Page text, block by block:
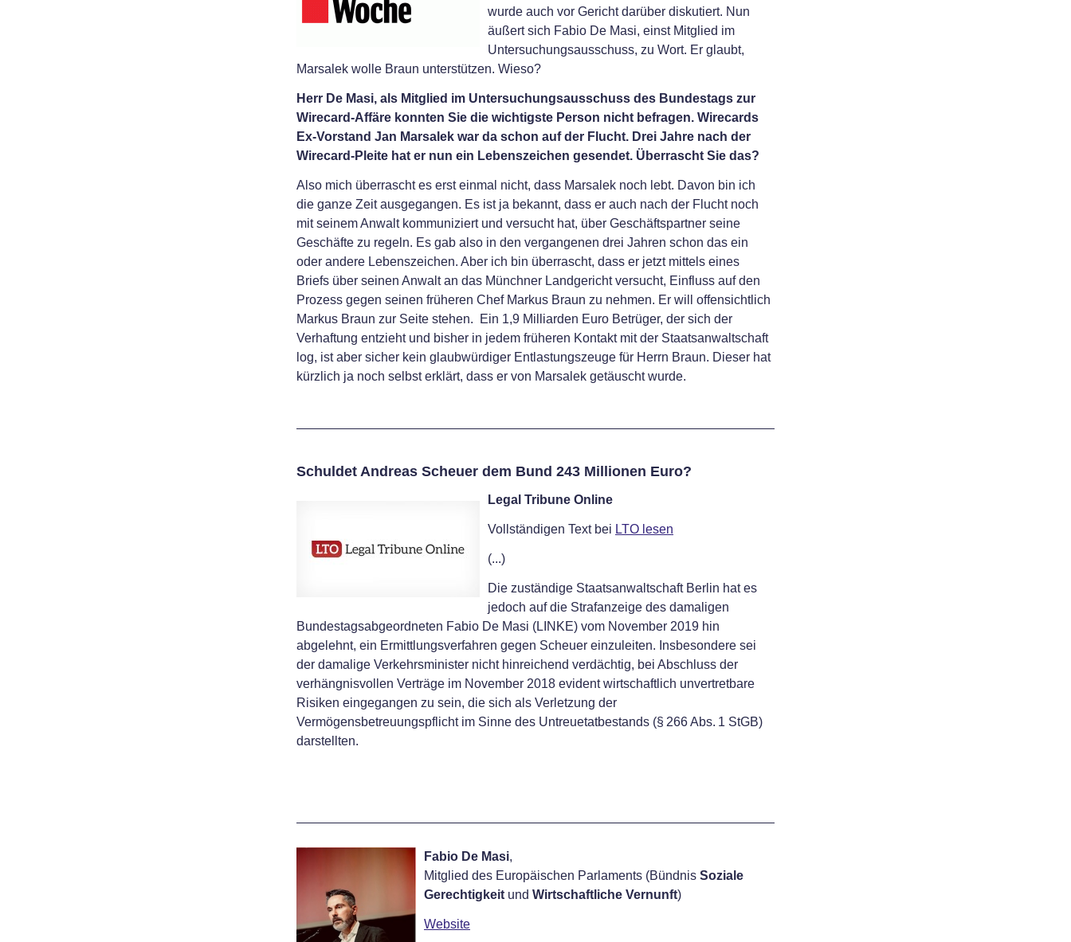
wurde auch vor Gericht darüber diskutiert. Nun
äußert sich Fabio De Masi, einst Mitglied im
Untersuchungsausschuss, zu Wort. Er glaubt,
Marsalek wolle Braun unterstützen. Wieso?
Herr De Masi, als Mitglied im Untersuchungsausschuss des Bundestags zur
Wirecard-Affäre konnten Sie die wichtigste Person nicht befragen. Wirecards
Ex-Vorstand Jan Marsalek war da schon auf der Flucht. Drei Jahre nach der
Wirecard-Pleite hat er nun ein Lebenszeichen gesendet. Überrascht Sie das?
Also mich überrascht es erst einmal nicht, dass Marsalek noch lebt. Davon bin ich
die ganze Zeit ausgegangen. Es ist ja bekannt, dass er auch nach der Flucht noch
mit seinem Anwalt kommuniziert und versucht hat, über Geschäftspartner seine
Geschäfte zu regeln. Es gab also in den vergangenen drei Jahren schon das ein
oder andere Lebenszeichen. Aber ich bin überrascht, dass er jetzt mittels eines
Briefs über seinen Anwalt an das Münchner Landgericht versucht, Einfluss auf den
Prozess gegen seinen früheren Chef Markus Braun zu nehmen. Er will offensichtlich
Markus Braun zur Seite stehen. Ein 1,9 Milliarden Euro Betrüger, der sich der
Verhaftung entzieht und bisher in jedem früheren Kontakt mit der Staatsanwaltschaft
log, ist aber sicher kein glaubwürdiger Entlastungszeuge für Herrn Braun. Dieser hat
kürzlich ja noch selbst erklärt, dass er von Marsalek getäuscht wurde.
Schuldet And­reas Scheuer dem Bund 243 Mil­lionen Euro?
Legal Tribune Online
Vollständigen Text bei LTO lesen
(...)
Die zuständige Staatsanwaltschaft Berlin hat es
jedoch auf die Strafanzeige des damaligen
Bundestagsabgeordneten Fabio De Masi (LINKE) vom November 2019 hin
abgelehnt, ein Ermittlungsverfahren gegen Scheuer einzuleiten. Insbesondere sei
der damalige Verkehrsminister nicht hinreichend verdächtig, bei Abschluss der
verhängnisvollen Verträge im November 2018 evident wirtschaftlich unvertretbare
Risiken eingegangen zu sein, die sich als Verletzung der
Vermögensbetreuungspflicht im Sinne des Untreuetatbestands (§ 266 Abs. 1 StGB)
darstellten.
Fabio De Masi,
Mitglied des Europäischen Parlaments (Bündnis Soziale
Gerechtigkeit und Wirtschaftliche Vernunft)
Website